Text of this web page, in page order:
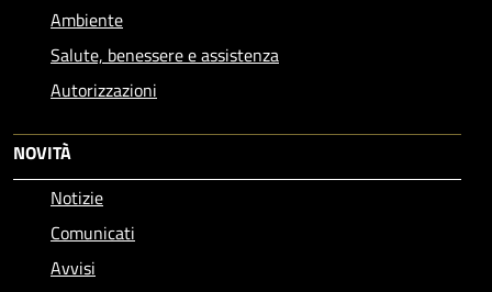
Ambiente
Salute, benessere e assistenza
Autorizzazioni
NOVITÀ
Notizie
Comunicati
Avvisi